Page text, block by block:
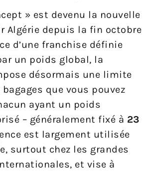
» est devenu la nouvelle
Algérie depuis la fin octobre
d’une franchise définie
un poids global, la
désormais une limite
que vous pouvez
ayant un poids
– généralement fixé à 23
est largement utilisée
surtout chez les grandes
et vise à